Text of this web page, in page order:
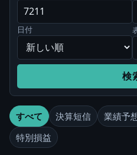
日付
検
すべて 決算短信 業績予
特別損益